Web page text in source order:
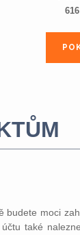
616
moci
také